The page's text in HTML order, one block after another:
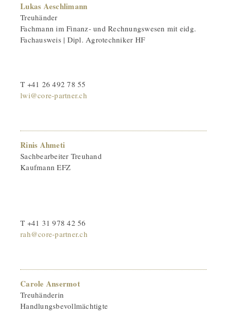
Lukas Aeschlimann
Treuhänder
Fachmann im Finanz- und Rechnungswesen mit eidg.
Fachausweis | Dipl. Agrotechniker HF
T +41 26 492 78 55
lwi@core-partner.ch
Rinis Ahmeti
Sachbearbeiter Treuhand
Kaufmann EFZ
T +41 31 978 42 56
rah@core-partner.ch
Carole Ansermot
Treuhänderin
Handlungsbevollmächtigte